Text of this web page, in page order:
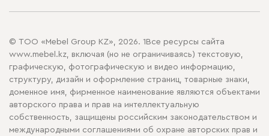
© ТОО «Mebel Group KZ», 2026. 1Все ресурсы сайта
www.mebel.kz, включая (но не ограничиваясь) текстовую,
графическую, фотографическую и видео информацию,
структуру, дизайн и оформление страниц, товарные знаки,
доменное имя, фирменное наименование являются объектами
авторского права и прав на интеллектуальную
собственность, защищены российским законодательством и
международными соглашениями об охране авторских прав и